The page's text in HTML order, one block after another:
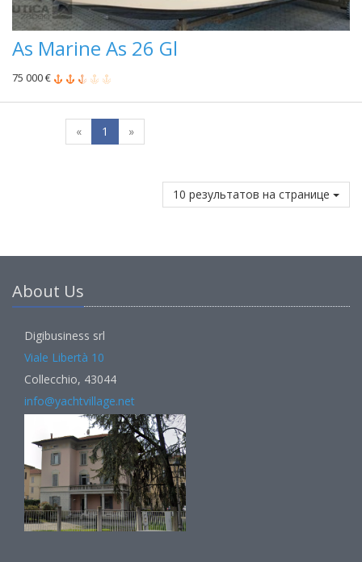
As Marine As 26 Gl
75 000 €
« 1 »
10 результатов на странице
About Us
Digibusiness srl
Viale Libertà 10
Collecchio, 43044
info@yachtvillage.net